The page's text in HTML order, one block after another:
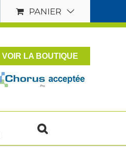
PANIER
VOIR LA BOUTIQUE